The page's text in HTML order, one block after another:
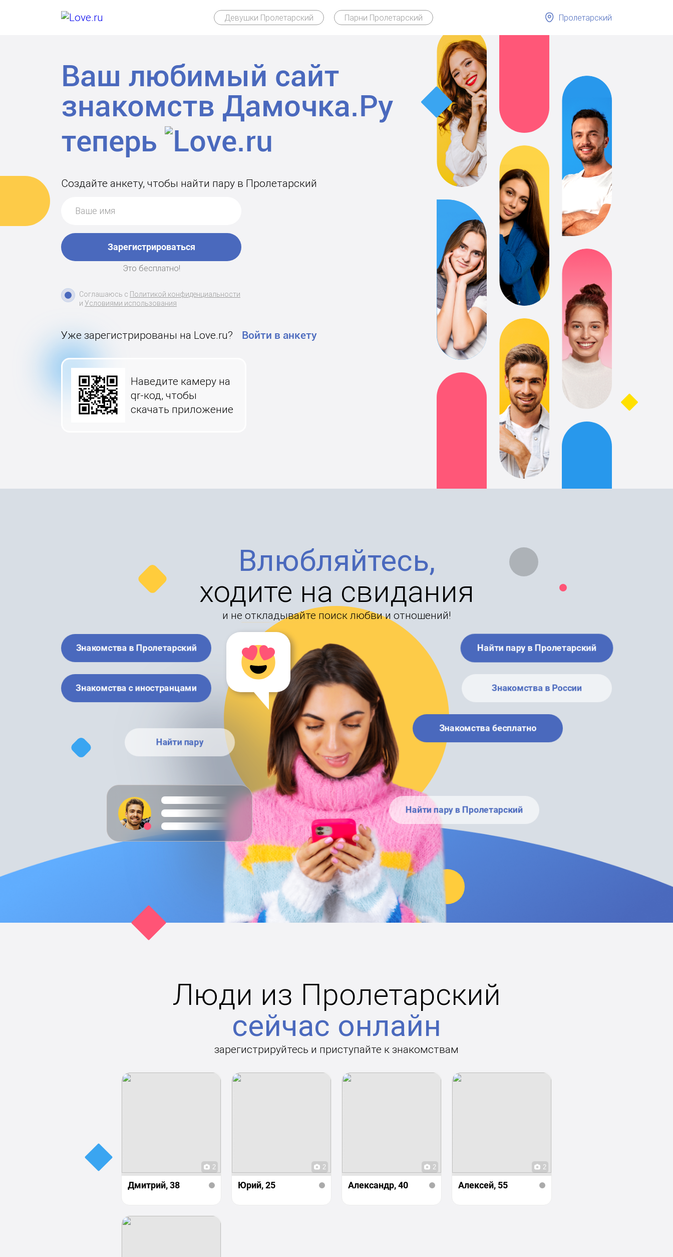
Девушки Пролетарский Парни Пролетарский Пролетарский
Ваш любимый сайт
знакомств Дамочка.Ру
теперь
Создайте анкету, чтобы найти пару в Пролетарский
Зарегистрироваться
Это бесплатно!
Соглашаюсь с Политикой конфиденциальности
и Условиями использования
Уже зарегистрированы на Love.ru? Войти в анкету
Наведите камеру на
qr-код, чтобы
скачать приложение
Влюбляйтесь,
ходите на свидания
и не откладывайте поиск любви и отношений!
Знакомства в Пролетарский
Знакомства с иностранцами
Найти пару
Найти пару в Пролетарский
Знакомства в России
Знакомства бесплатно
Найти пару в Пролетарский
Люди из Пролетарский
сейчас онлайн
зарегистрируйтесь и приступайте к знакомствам
2
Дмитрий, 38
2
Юрий, 25
2
Александр, 40
2
Алексей, 55